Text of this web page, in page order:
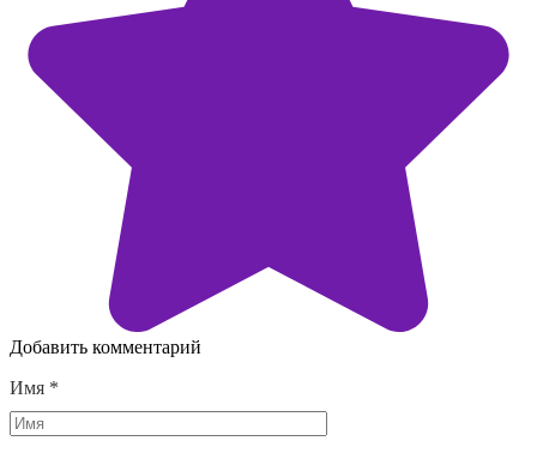
Добавить комментарий
Имя *